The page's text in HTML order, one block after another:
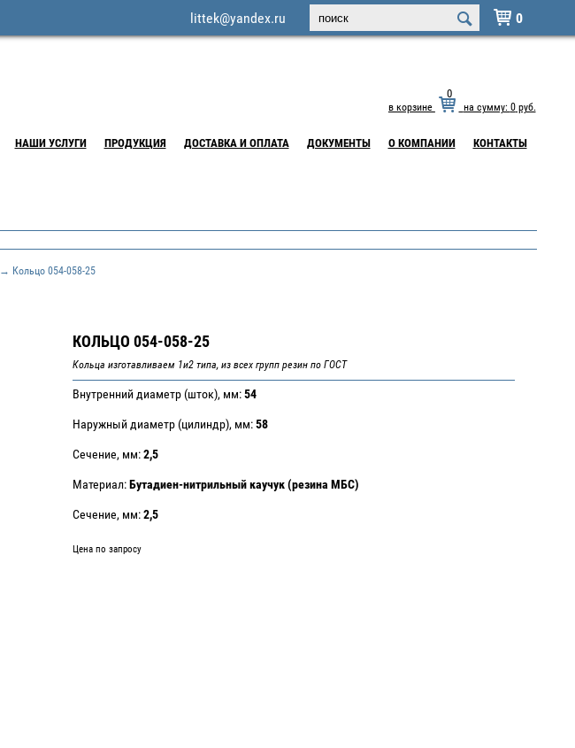
 0
littek@yandex.ru
в корзине
0
на сумму: 0руб.
НАШИ УСЛУГИ ПРОДУКЦИЯ ДОСТАВКА И ОПЛАТА ДОКУМЕНТЫ О КОМПАНИИ КОНТАКТЫ
→ Кольцо 054-058-25
КОЛЬЦО 054-058-25
Кольца изготавливаем 1и2 типа, из всех групп резин по ГОСТ
Внутренний диаметр (шток), мм:54
Наружный диаметр (цилиндр), мм:58
Сечение, мм:2,5
Материал:Бутадиен-нитрильный каучук (резина МБС)
Сечение, мм:2,5
Цена по запросу